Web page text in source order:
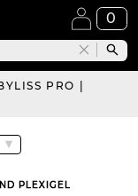
0
PRO |
PLEXIGEL